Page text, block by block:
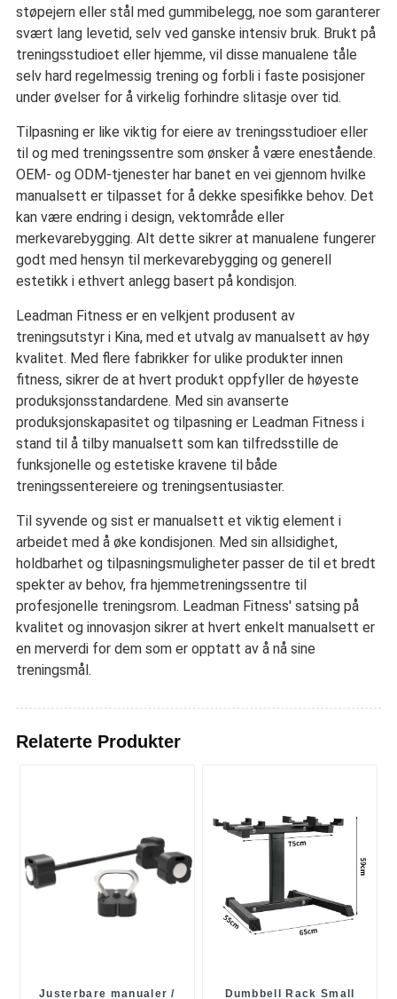
støpejern eller stål med gummibelegg, noe som garanterer
svært lang levetid, selv ved ganske intensiv bruk. Brukt på
treningsstudioet eller hjemme, vil disse manualene tåle
selv hard regelmessig trening og forbli i faste posisjoner
under øvelser for å virkelig forhindre slitasje over tid.
Tilpasning er like viktig for eiere av treningsstudioer eller
til og med treningssentre som ønsker å være enestående.
OEM- og ODM-tjenester har banet en vei gjennom hvilke
manualsett er tilpasset for å dekke spesifikke behov. Det
kan være endring i design, vektområde eller
merkevarebygging. Alt dette sikrer at manualene fungerer
godt med hensyn til merkevarebygging og generell
estetikk i ethvert anlegg basert på kondisjon.
Leadman Fitness er en velkjent produsent av
treningsutstyr i Kina, med et utvalg av manualsett av høy
kvalitet. Med flere fabrikker for ulike produkter innen
fitness, sikrer de at hvert produkt oppfyller de høyeste
produksjonsstandardene. Med sin avanserte
produksjonskapasitet og tilpasning er Leadman Fitness i
stand til å tilby manualsett som kan tilfredsstille de
funksjonelle og estetiske kravene til både
treningssentereiere og treningsentusiaster.
Til syvende og sist er manualsett et viktig element i
arbeidet med å øke kondisjonen. Med sin allsidighet,
holdbarhet og tilpasningsmuligheter passer de til et bredt
spekter av behov, fra hjemmetreningssentre til
profesjonelle treningsrom. Leadman Fitness' satsing på
kvalitet og innovasjon sikrer at hvert enkelt manualsett er
en merverdi for dem som er opptatt av å nå sine
treningsmål.
Relaterte Produkter
Justerbare manualer / Dumbbell Rack Small